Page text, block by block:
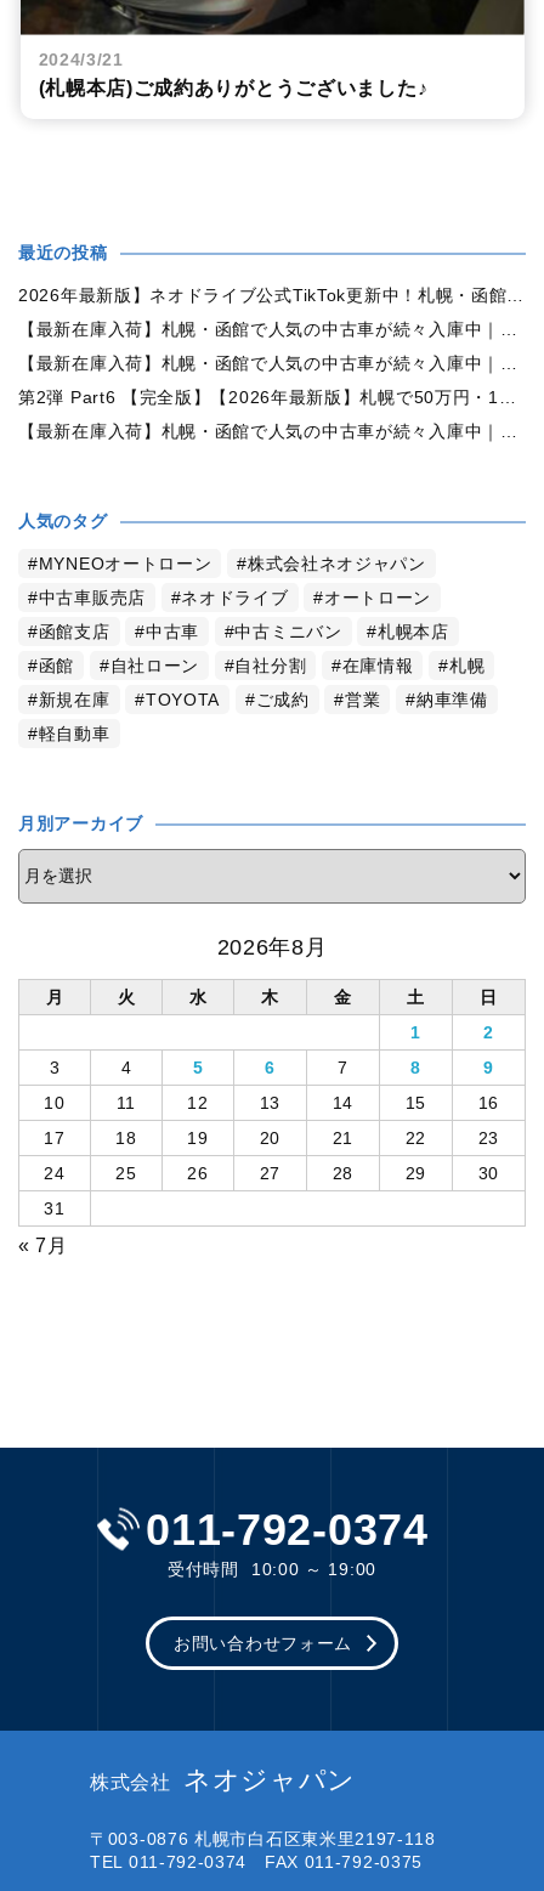
2024/3/21
(札幌本店)ご成約ありがとうございました♪
最近の投稿
2026年最新版】ネオドライブ公式TikTok更新中！札幌・函館の中古車情報を動画で発信
【最新在庫入荷】札幌・函館で人気の中古車が続々入庫中｜早い者勝ち！【日産 ルークス660X 4WD】
【最新在庫入荷】札幌・函館で人気の中古車が続々入庫中｜早い者勝ち！【ダイハツ ムーヴコンテ660L 4WD】
第2弾 Part6 【完全版】【2026年最新版】札幌で50万円・100万円・150万円ならどんな中古車が買える？予算別中古車選び完全ガイド
【最新在庫入荷】札幌・函館で人気の中古車が続々入庫中｜早い者勝ち！【トヨタ ヴォクシー2.0ZS煌Ⅱ 4WD】
人気のタグ
MYNEOオートローン
株式会社ネオジャパン
中古車販売店
ネオドライブ
オートローン
函館支店
中古車 中古ミニバン
札幌本店
函館
自社ローン 自社分割 在庫情報
札幌
新規在庫
TOYOTA ご成約 営業
納車準備
軽自動車
月別アーカイブ
2026年8月
月 火 水 木 金 土
日
1
2
3
4 5 6 7 8
9
10
11 12 13 14 15
16
17
18 19 20 21 22
23
24
25 26 27 28 29
30
31
« 7月
011-792-0374
受付時間 10:00 ～ 19:00
お問い合わせフォーム
株式会社 ネオジャパン
〒003-0876 札幌市白石区東米里2197-118
TEL 011-792-0374 FAX 011-792-0375